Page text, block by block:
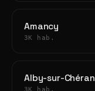
Amancy
3K hab.
Alby-sur-Chéran
3K hab.